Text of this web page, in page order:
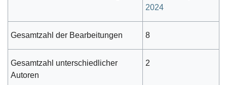
2024
Gesamtzahl der Bearbeitungen 8
Gesamtzahl unterschiedlicher
Autoren
2